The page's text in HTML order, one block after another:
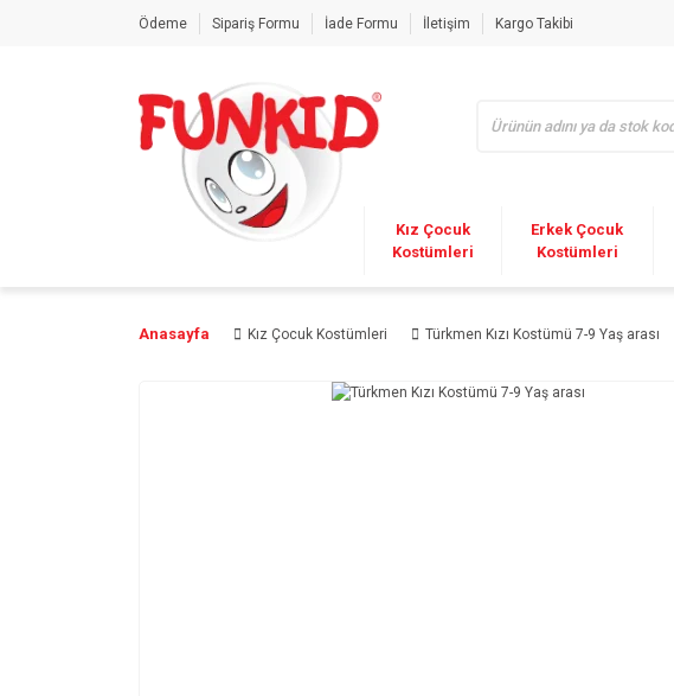
Ödeme Sipariş Formu İade Formu İletişim Kargo Takibi
Kız Çocuk
Kostümleri
Erkek Çocuk
Kostümleri
Anasayfa Kız Çocuk Kostümleri Türkmen Kızı Kostümü 7-9 Yaş arası